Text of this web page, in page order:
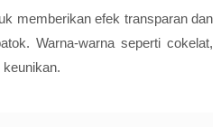
memberikan efek transparan dan
Warna-warna seperti cokelat,